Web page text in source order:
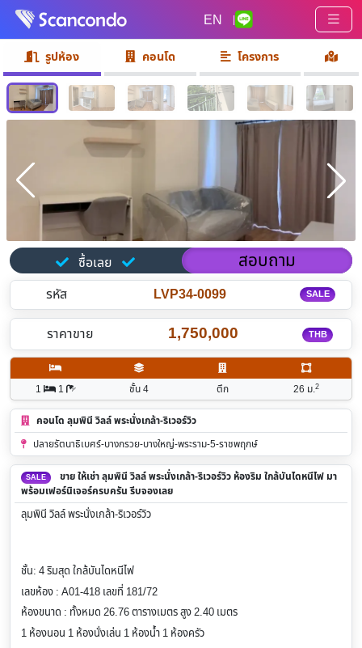
EN |
รูปห้อง คอนโด โครงการ
ซื้อเลย สอบถาม
รหัส LVP34-0099 SALE
ราคาขาย 1,750,000 THB
1 1 ชั้น 4 ตึก 26 ม.2
คอนโด ลุมพินี วิลล์ พระนั่งเกล้า-ริเวอร์วิว
ปลายรัตนาธิเบศร์-บางกรวย-บางใหญ่-พระราม-5-ราชพฤกษ์
SALE
ขาย ให้เช่า ลุมพินี วิลล์ พระนั่งเกล้า-ริเวอร์วิว ห้องริม ใกล้บันไดหนีไฟ มา
พร้อมเฟอร์นิเจอร์ครบครัน รีบจองเลย
ลุมพินี วิลล์ พระนั่งเกล้า-ริเวอร์วิว
ชั้น: 4 ริมสุด ใกล้บันไดหนีไฟ
เลขห้อง : A01-418 เลขที่ 181/72
ห้องขนาด : ทั้งหมด 26.76 ตารางเมตร สูง 2.40 เมตร
1 ห้องนอน 1 ห้องนั่งเล่น 1 ห้องน้ำ 1 ห้องครัว